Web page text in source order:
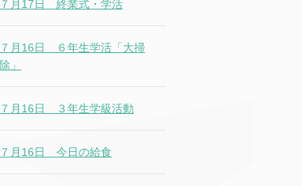
７月17日 終業式・学活
７月16日 ６年生学活「大掃
除」
７月16日 ３年生学級活動
７月16日 今日の給食